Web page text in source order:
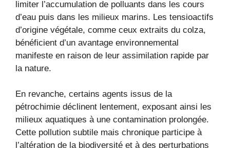
limiter l’accumulation de polluants dans les cours
d’eau puis dans les milieux marins. Les tensioactifs
d’origine végétale, comme ceux extraits du colza,
bénéficient d’un avantage environnemental
manifeste en raison de leur assimilation rapide par
la nature.
En revanche, certains agents issus de la
pétrochimie déclinent lentement, exposant ainsi les
milieux aquatiques à une contamination prolongée.
Cette pollution subtile mais chronique participe à
l’altération de la biodiversité et à des perturbations